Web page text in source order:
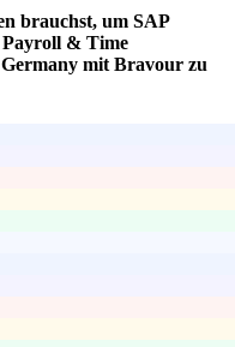
brauchst, um SAP
Payroll & Time
mit Bravour zu